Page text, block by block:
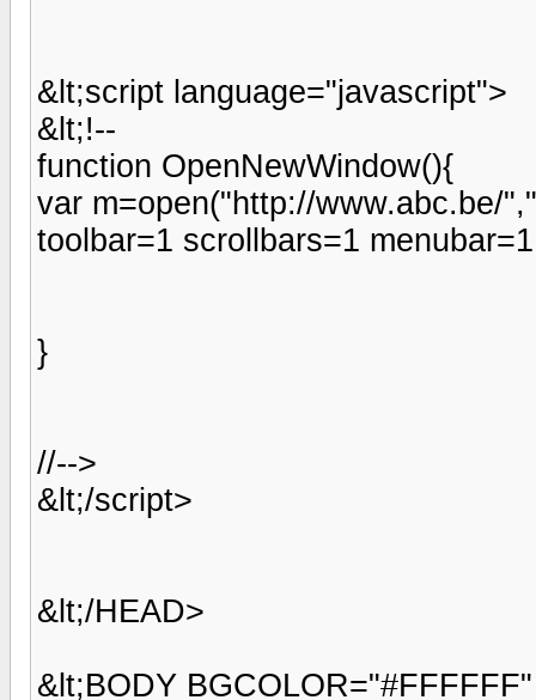
&lt;script language="javascript">
&lt;!--
function OpenNewWindow(){
var m=open("http://www.abc.be/
toolbar=1 scrollbars=1
}
//-->
&lt;/script>
&lt;/HEAD>
&lt;BODY